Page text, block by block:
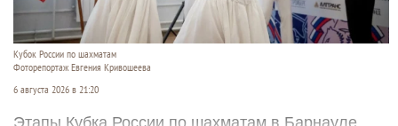
Кубок России по шахматам
Фоторепортаж Евгения Кривошеева
6 августа 2026 в 21:20
Этапы Кубка России по шахматам в Барнауле